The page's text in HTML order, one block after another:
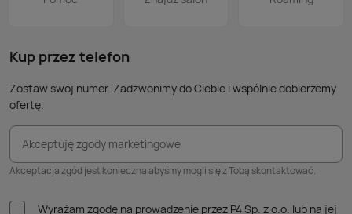
Kup przez telefon
Zostaw swój numer. Zadzwonimy do Ciebie i wspólnie dobierzemy
ofertę.
Akceptuję zgody marketingowe
Akceptacja zgód jest konieczna abyśmy mogli się z Tobą skontaktować.
Wyrażam zgodę na prowadzenie przez P4 Sp. z o.o. lub na jej